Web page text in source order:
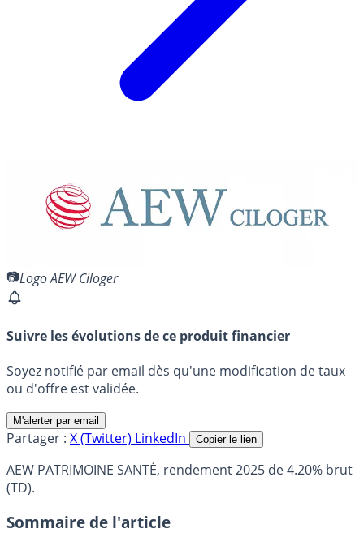
Logo AEW Ciloger
Suivre les évolutions de ce produit financier
Soyez notifié par email dès qu'une modification de taux
ou d'offre est validée.
M'alerter par email
Partager : X (Twitter) LinkedIn Copier le lien
AEW PATRIMOINE SANTÉ, rendement 2025 de 4.20% brut
(TD).
Sommaire de l'article